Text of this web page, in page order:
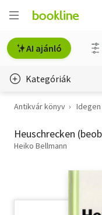
AI ajánló
Kategóriák
Életmód, egészség
Erotika
Antikvár könyv
Heuschrecken
Heiko Bellmann